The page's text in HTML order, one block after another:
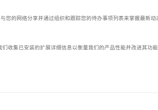
的网络分享并通过组织和跟踪您的待办事项列表来掌握最新动
收集已安装的扩展详细信息以衡量我们的产品性能并改进其功